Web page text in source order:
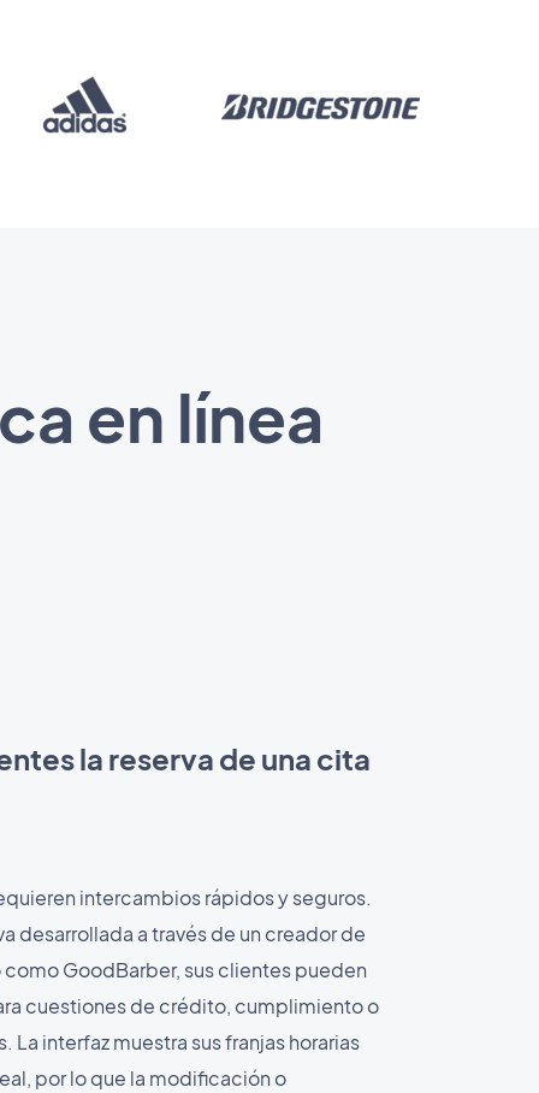
en línea
la reserva de una cita
intercambios rápidos y seguros.
desarrollada a través de un creador de
GoodBarber, sus clientes pueden
cuestiones de crédito, cumplimiento o
La interfaz muestra sus franjas horarias
por lo que la modificación o